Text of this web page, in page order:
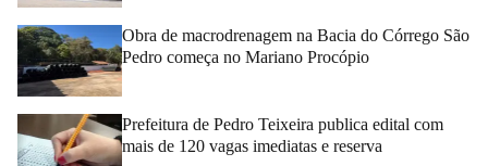
Obra de macrodrenagem na Bacia do Córrego São
Pedro começa no Mariano Procópio
Prefeitura de Pedro Teixeira publica edital com
mais de 120 vagas imediatas e reserva